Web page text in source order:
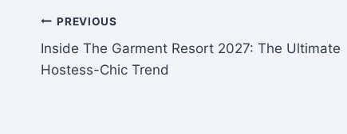
Post
navigation
PREVIOUS
Inside The Garment Resort 2027: The Ultimate
Hostess-Chic Trend